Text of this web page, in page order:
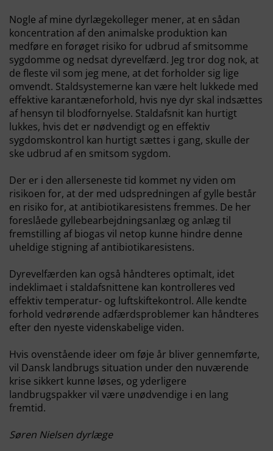
Nogle af mine dyrlægekolleger mener, at en sådan
koncentration af den animalske produktion kan
medføre en forøget risiko for udbrud af smitsomme
sygdomme og nedsat dyrevelfærd. Jeg tror dog nok, at
de fleste vil som jeg mene, at det forholder sig lige
omvendt. Staldsystemerne kan være helt lukkede med
effektive karantæneforhold, hvis nye dyr skal indsættes
af hensyn til blodfornyelse. Staldafsnit kan hurtigt
lukkes, hvis det er nødvendigt og en effektiv
sygdomskontrol kan hurtigt sættes i gang, skulle der
ske udbrud af en smitsom sygdom.
Der er i den allerseneste tid kommet ny viden om
risikoen for, at der med udspredningen af gylle består
en risiko for, at antibiotikaresistens fremmes. De her
foreslåede gyllebearbejdningsanlæg og anlæg til
fremstilling af biogas vil netop kunne hindre denne
uheldige stigning af antibiotikaresistens.
Dyrevelfærden kan også håndteres optimalt, idet
indeklimaet i staldafsnittene kan kontrolleres ved
effektiv temperatur- og luftskiftekontrol. Alle kendte
forhold vedrørende adfærdsproblemer kan håndteres
efter den nyeste videnskabelige viden.
Hvis ovenstående ideer om føje år bliver gennemførte,
vil Dansk landbrugs situation under den nuværende
krise sikkert kunne løses, og yderligere
landbrugspakker vil være unødvendige i en lang
fremtid.
Søren Nielsen dyrlæge